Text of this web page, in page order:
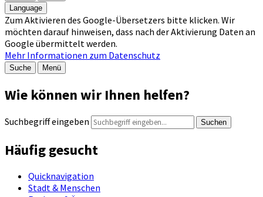
Language
Zum Aktivieren des Google-Übersetzers bitte klicken. Wir
möchten darauf hinweisen, dass nach der Aktivierung Daten an
Google übermittelt werden.
Mehr Informationen zum Datenschutz
Suche Menü
Wie können wir Ihnen helfen?
Suchbegriff eingeben Suchen
Häufig gesucht
Quicknavigation
Stadt & Menschen